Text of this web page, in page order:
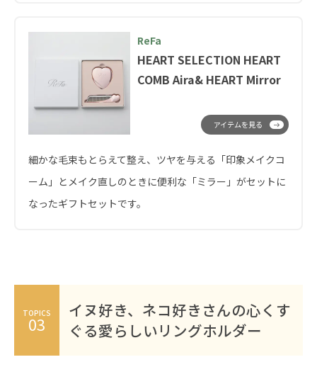
HEART SELECTION HEART
COMB Aira& HEART Mirror
ReFa
細かな毛束もとらえて整え、ツヤを与える「印象メイクコ
ーム」とメイク直しのときに便利な「ミラー」がセットに
なったギフトセットです。
アイテムを見る
TOPICS
03
イヌ好き、ネコ好きさんの心くす
ぐる愛らしいリングホルダー